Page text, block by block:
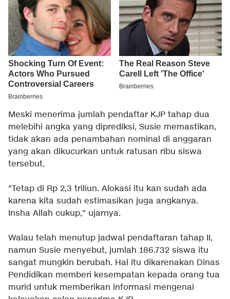
Meski menerima jumlah pendaftar KJP tahap dua
melebihi angka yang diprediksi, Susie memastikan,
tidak akan ada penambahan nominal di anggaran
yang akan dikucurkan untuk ratusan ribu siswa
tersebut.
"Tetap di Rp 2,3 triliun. Alokasi itu kan sudah ada
karena kita sudah estimasikan juga angkanya.
Insha Allah cukup," ujarnya.
Walau telah menutup jadwal pendaftaran tahap II,
namun Susie menyebut, jumlah 186.732 siswa itu
sangat mungkin berubah. Hal itu dikarenakan Dinas
Pendidikan memberi kesempatan kepada orang tua
murid untuk memberikan informasi mengenai